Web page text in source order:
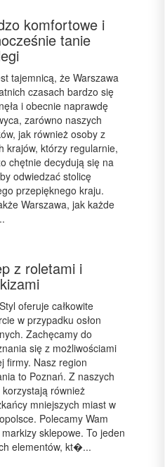
komfortowe i
tanie
tajemnicą, że Warszawa
czasach bardzo się
i obecnie naprawdę
zarówno naszych
jak również osoby z
krajów, którzy regularnie,
chętnie decydują się na
odwiedzać stolicę
przepięknego kraju.
Warszawa, jak każde
z roletami i
oferuje całkowite
w przypadku osłon
Zachęcamy do
się z możliwościami
firmy. Nasz region
to Poznań. Z naszych
korzystają również
mniejszych miast w
Polecamy Wam
sklepowe. To jeden
elementów, kt�...